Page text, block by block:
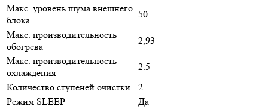
Макс. уровень шума внешнего
блока
50
Макс. производительность
обогрева
2,93
Макс. производительность
охлаждения
2.5
Количество ступеней очистки
2
Режим SLEEP
Да